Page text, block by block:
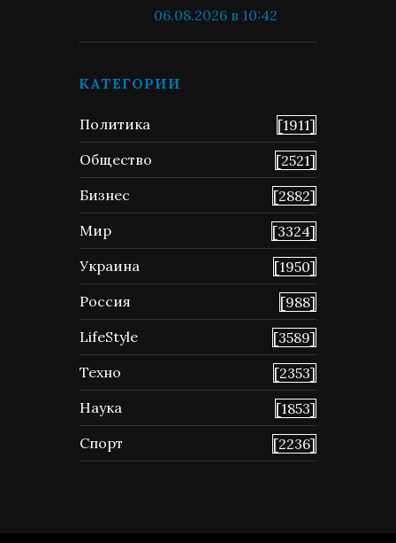
06.08.2026 в 10:42
КАТЕГОРИИ
Политика
[1911]
Общество
[2521]
Бизнес
[2882]
Мир
[3324]
Украина
[1950]
Россия
[988]
LifeStyle
[3589]
Техно
[2353]
Наука
[1853]
Спорт
[2236]